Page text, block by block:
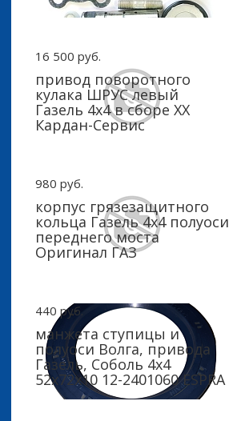
16 500 руб.
привод поворотного
кулака ШРУС левый
Газель 4х4 в сборе ХХ
Кардан-Сервис
980 руб.
корпус грязезащитного
кольца Газель 4х4 полуоси
переднего моста
Оригинал ГАЗ
440 руб.
манжета ступицы и
полуоси Волга, привода
Газель, Cоболь 4x4
52х72х10 12-2401060 ESPRA